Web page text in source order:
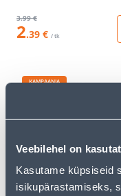
Veebilehel on
Kasutame küpsiseid
isikupärastamiseks,
3.99 €
2.39 € / tk
KAMPAANIA
VEKSELLÜLITI B2 B2